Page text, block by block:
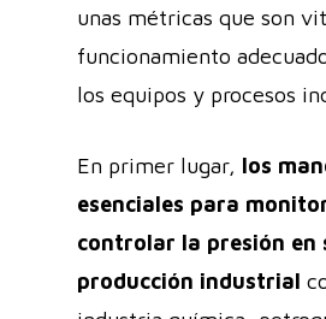
unas métricas que son
funcionamiento
los equipos y procesos
En primer lugar, los
esenciales para
controlar la presión en
producción industrial